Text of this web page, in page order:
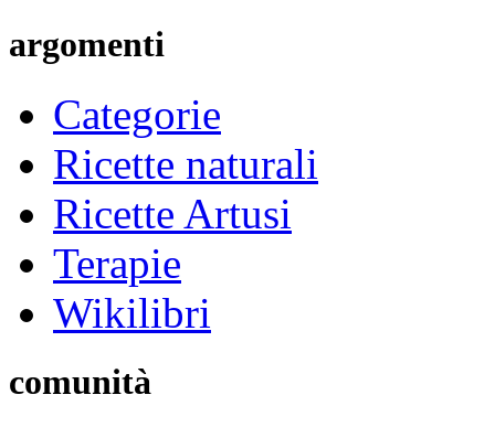
argomenti
Categorie
Ricette naturali
Ricette Artusi
Terapie
Wikilibri
comunità